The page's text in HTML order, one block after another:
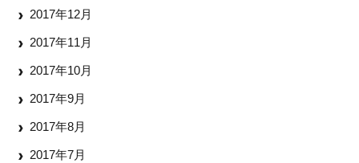
2017年12月
2017年11月
2017年10月
2017年9月
2017年8月
2017年7月